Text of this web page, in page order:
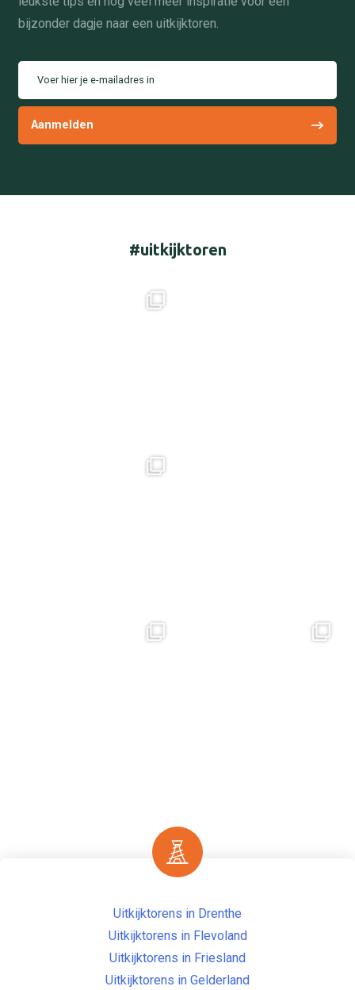
bijzonder dagje naar een uitkijktoren.
Voer hier je e-mailadres in
#uitkijktoren
Uitkijktorens in Drenthe
Uitkijktorens in Flevoland
Uitkijktorens in Friesland
Uitkijktorens in Gelderland